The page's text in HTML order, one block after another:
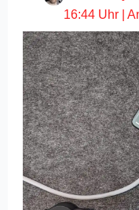
16:44 Uhr